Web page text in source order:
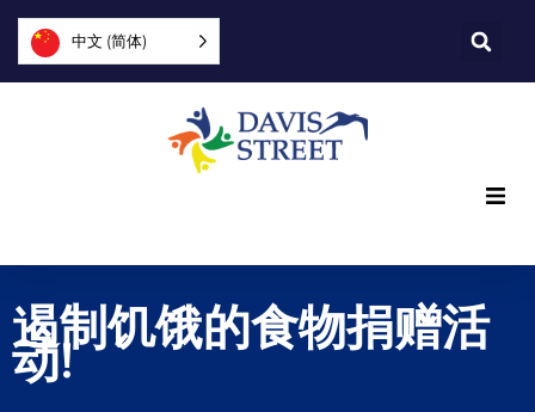
中文 (简体)
我们是谁
您可以提供帮助
遏制饥饿的食物捐赠活
动!